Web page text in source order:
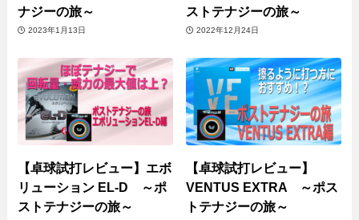
ナジーの旅～
2023年1月13日
ストテナジーの旅～
2022年12月24日
【卓球試打レビュー】エボ
リューション EL-D ～ポ
ストテナジーの旅～
【卓球試打レビュー】
VENTUS EXTRA ～ポス
トテナジーの旅～